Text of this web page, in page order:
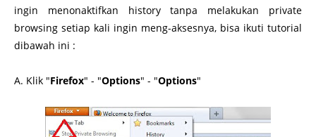
ingin menonaktifkan history tanpa melakukan private
browsing setiap kali ingin meng-aksesnya, bisa ikuti tutorial
dibawah ini :
A. Klik "Firefox" - "Options" - "Options"